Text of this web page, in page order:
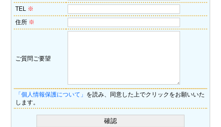
TEL ※
住所 ※
ご質問ご要望
「個人情報保護について」 を読み、同意した上でクリックをお願いいた
します。